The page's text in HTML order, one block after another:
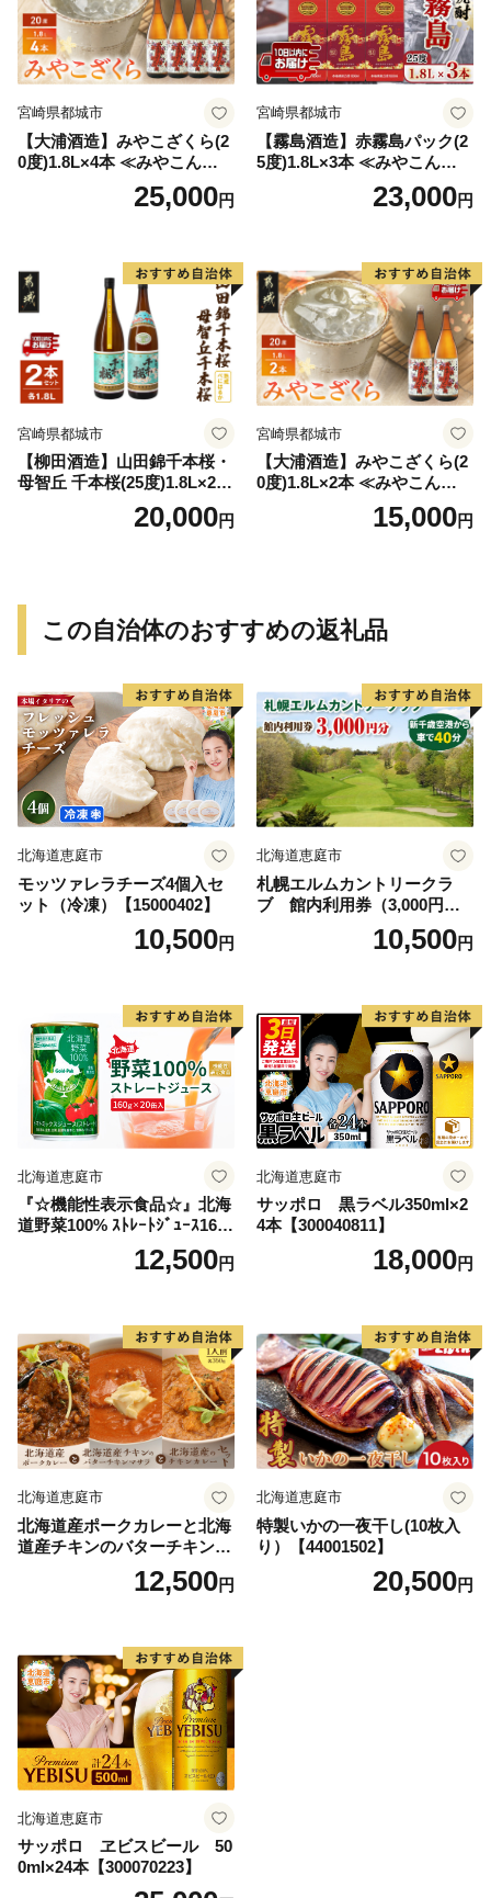
宮崎県都城市
【大浦酒造】みやこざくら(2
0度)1.8L×4本 ≪みやこんじょ
特急便≫_AD-077125,000円
宮崎県都城市
【霧島酒造】赤霧島パック(2
5度)1.8L×3本 ≪みやこんじょ
特急便≫_23-07-K03P-1800-3
23,000円
宮崎県都城市
【柳田酒造】山田錦千本桜・
母智丘 千本桜(25度)1.8L×2本
≪みやこんじょ特急便≫_AC
20,000円
宮崎県都城市
【大浦酒造】みやこざくら(2
0度)1.8L×2本 ≪みやこんじょ
特急便≫_MJ-077115,000円
この自治体のおすすめの返礼品
北海道恵庭市
モッツァレラチーズ4個入セ
ット（冷凍）【15000402】
10,500円
北海道恵庭市
札幌エルムカントリークラ
ブ 館内利用券（3,000円
分）【26000101】10,500円
北海道恵庭市
『☆機能性表示食品☆』北海
道野菜100% ｽﾄﾚｰﾄｼﾞｭｰｽ160
g×20缶入【06001002】
12,500円
北海道恵庭市
サッポロ 黒ラベル350ml×2
4本【300040811】
18,000円
北海道恵庭市
北海道産ポークカレーと北海
道産チキンのバターチキンマ
サラと北海道産のチキンカレ
ーセット（各350g×1人前）
12,500円
北海道恵庭市
特製いかの一夜干し(10枚入
り）【44001502】
20,500円
北海道恵庭市
サッポロ ヱビスビール 50
0ml×24本【300070223】